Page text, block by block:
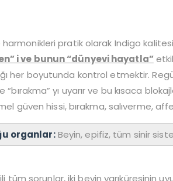
harmonikleri pratik olarak Indigo
i ve bunun “dünyevi hayatla”
her boyutunda kontrol etmektir.
yı uyarır ve bu kısaca
güven hissi, bırakma, salıverme,
organlar: Beyin, epifiz, tüm sinir
tüm sorunlar, iki beyin yarıküresinin